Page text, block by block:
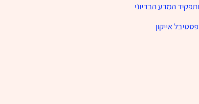
המדע הבדיוני
אייקון